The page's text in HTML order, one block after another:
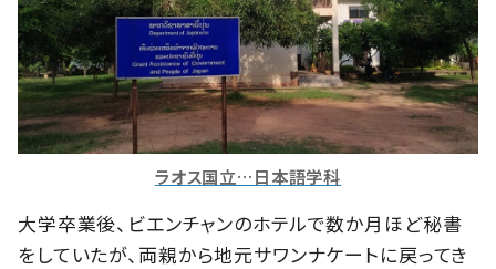
ラオス国立…日本語学科
大学卒業後、ビエンチャンのホテルで数か月ほど秘書
をしていたが、両親から地元サワンナケートに戻ってき